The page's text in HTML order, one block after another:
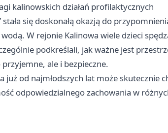
kalinowskich działań profilaktycznych
się doskonałą okazją do
W rejonie Kalinowa wiele dzieci
podkreślali, jak ważne jest
ale i bezpieczne.
już od najmłodszych lat może skutecznie
odpowiedzialnego zachowania w